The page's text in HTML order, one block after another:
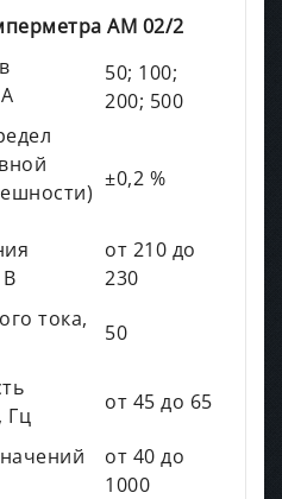
АМ 02/2
50; 100;
200; 500
±0,2 %
от 210 до
230
тока,
50
Гц
от 45 до 65
от 40 до
1000